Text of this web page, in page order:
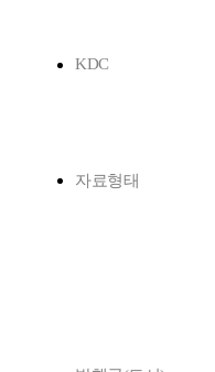
KDC
자료형태